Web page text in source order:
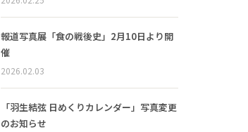
報道写真展「食の戦後史」2月10日より開
催
2026.02.03
「羽生結弦 日めくりカレンダー」写真変更
のお知らせ